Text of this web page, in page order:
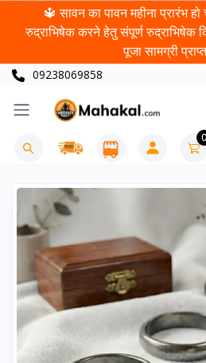
🔱 सावन का पावन महीना प्रारंभ
रुद्राभिषेक करने हेतु संपूर्ण
पूजा सामग्री
09238069858
0